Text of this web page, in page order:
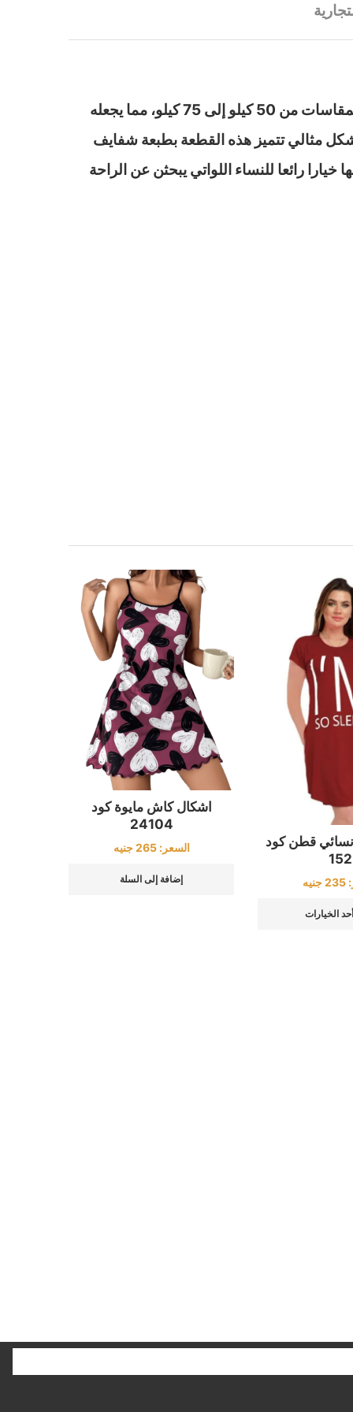
استمتعي بأوقاتك في المنزل وأثناء النوم مع كاش مايوه مريح ومبتكر، يأتي هذا الكاش بتصميم مريح يناسب المقاسات من 50 كيلو إلى 75 كيلو، مما يجعله
مثالي تتميز هذه القطعة بطبعة شفايف
رائعا للنساء اللواتي يبحثن عن الراحة
قطن كود
152
235 جنيه
الخيارات
اشكال كاش مايوة كود
24104
السعر:265 جنيه
إضافة إلى السلة